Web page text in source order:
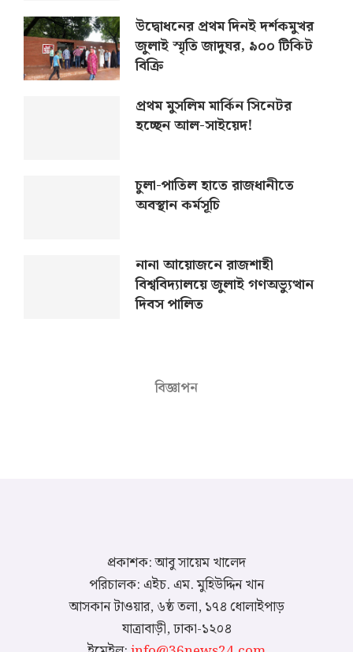
উদ্বোধনের প্রথম দিনই দর্শকমুখর
জুলাই স্মৃতি জাদুঘর, ৯০০ টিকিট
বিক্রি
প্রথম মুসলিম মার্কিন সিনেটর
হচ্ছেন আল-সাইয়েদ!
চুলা-পাতিল হাতে রাজধানীতে
অবস্থান কর্মসূচি
নানা আয়োজনে রাজশাহী
বিশ্ববিদ্যালয়ে জুলাই গণঅভ্যুত্থান
দিবস পালিত
বিজ্ঞাপন
প্রকাশক: আবু সায়েম খালেদ
পরিচালক: এইচ. এম. মুহিউদ্দিন খান
আসকান টাওয়ার, ৬ষ্ঠ তলা, ১৭৪ ধোলাইপাড়
যাত্রাবাড়ী, ঢাকা-১২০৪